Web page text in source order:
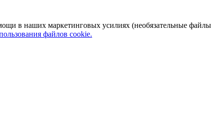
в наших маркетинговых усилиях (необязательные файлы
файлов cookie.